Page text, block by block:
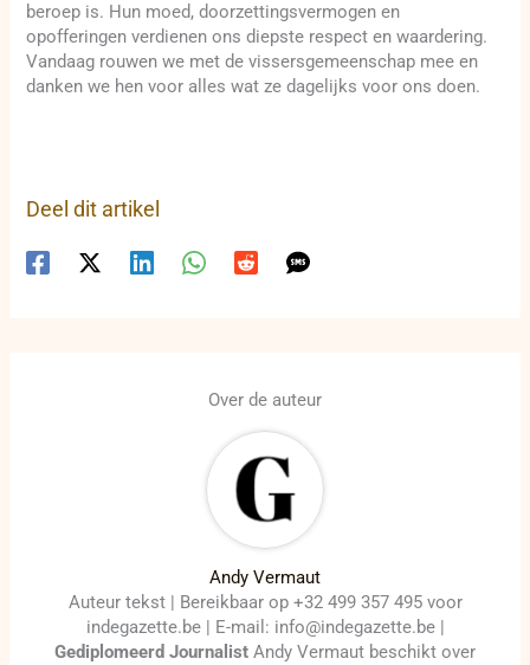
beroep is. Hun moed, doorzettingsvermogen en
opofferingen verdienen ons diepste respect en waardering.
Vandaag rouwen we met de vissersgemeenschap mee en
danken we hen voor alles wat ze dagelijks voor ons doen.
Deel dit artikel
Over de auteur
Andy Vermaut
Auteur tekst | Bereikbaar op +32 499 357 495 voor
indegazette.be | E-mail: info@indegazette.be |
Gediplomeerd Journalist Andy Vermaut beschikt over